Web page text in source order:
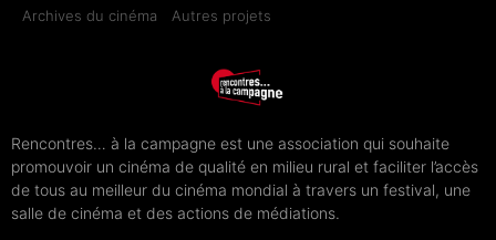
Archives du cinéma
Autres projets
Rencontres… à la campagne est une association qui souhaite
promouvoir un cinéma de qualité en milieu rural et faciliter l’accès
de tous au meilleur du cinéma mondial à travers un festival, une
salle de cinéma et des actions de médiations.